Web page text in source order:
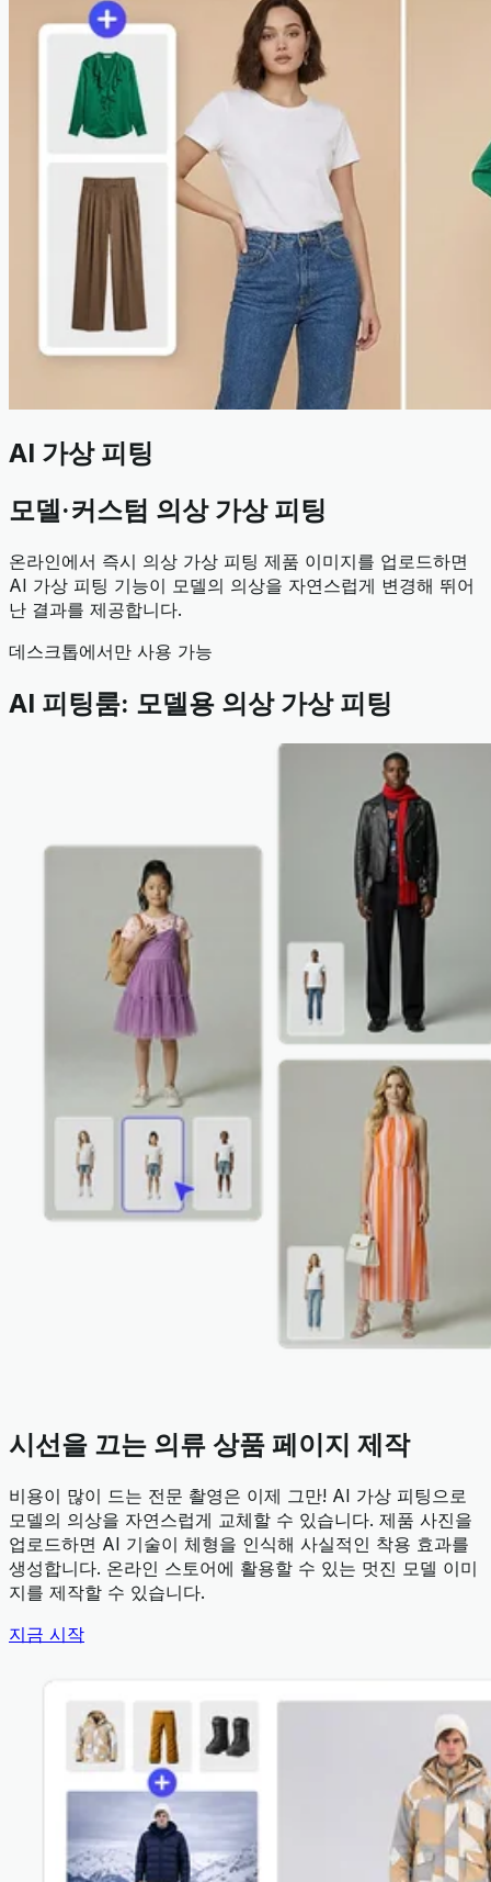
AI 가상 피팅
모델·커스텀 의상 가상 피팅
온라인에서 즉시 의상 가상 피팅 제품 이미지를 업로드하면
AI 가상 피팅 기능이 모델의 의상을 자연스럽게 변경해 뛰어
난 결과를 제공합니다.
데스크톱에서만 사용 가능
AI 피팅룸: 모델용 의상 가상 피팅
시선을 끄는 의류 상품 페이지 제작
비용이 많이 드는 전문 촬영은 이제 그만! AI 가상 피팅으로
모델의 의상을 자연스럽게 교체할 수 있습니다. 제품 사진을
업로드하면 AI 기술이 체형을 인식해 사실적인 착용 효과를
생성합니다. 온라인 스토어에 활용할 수 있는 멋진 모델 이미
지를 제작할 수 있습니다.
지금 시작